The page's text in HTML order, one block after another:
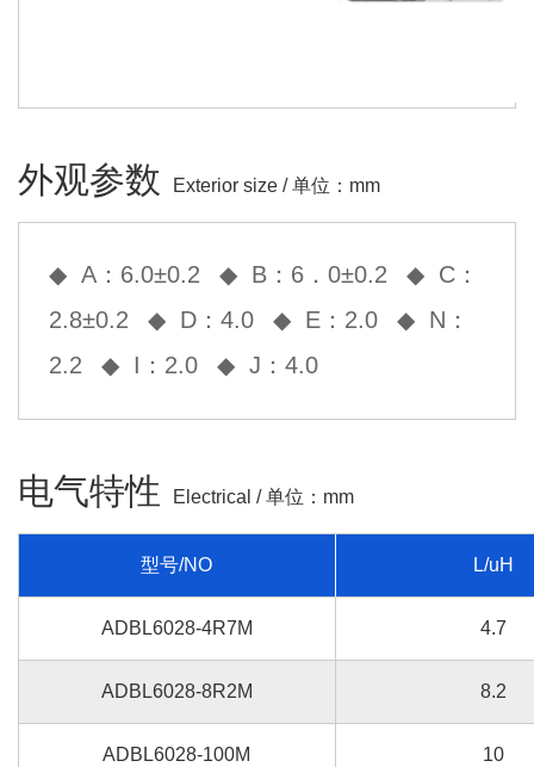
外观参数 Exterior size / 单位：mm
◆ A：6.0±0.2 ◆ B：6．0±0.2
◆ C：
2.8±0.2
◆ D：4.0 ◆ E：2.0
◆ N：
2.2
◆ I：2.0 ◆ J：4.0
电气特性 Electrical / 单位：mm
型号/NO L/uH
ADBL6028-4R7M 4.7
ADBL6028-8R2M 8.2
ADBL6028-100M 10